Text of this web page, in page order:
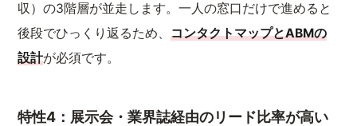
収）の3階層が並走します。一人の窓口だけで進めると
後段でひっくり返るため、コンタクトマップとABMの
設計が必須です。
特性4：展示会・業界誌経由のリード比率が高い